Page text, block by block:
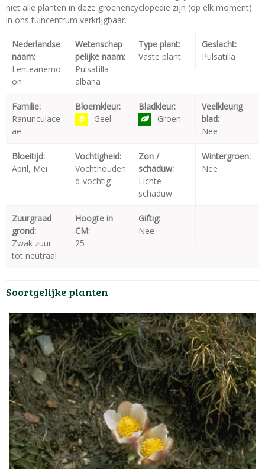
niet alle planten in deze groenencyclopedie zijn (op elk moment)
in ons tuincentrum verkrijgbaar.
Nederlandse
naam:
Lenteanemo
on
Wetenschap
pelijke naam:
Pulsatilla
albana
Type plant:
Vaste plant
Geslacht:
Pulsatilla
Familie:
Ranunculace
ae
Bloemkleur:
Geel
Bladkleur:
Groen
Veelkleurig
blad:
Nee
Bloeitijd:
April, Mei
Vochtigheid:
Vochthouden
d-vochtig
Zon /
schaduw:
Lichte
schaduw
Wintergroen:
Nee
Zuurgraad
grond:
Zwak zuur
tot neutraal
Hoogte in
CM:
25
Giftig:
Nee
Soortgelijke planten